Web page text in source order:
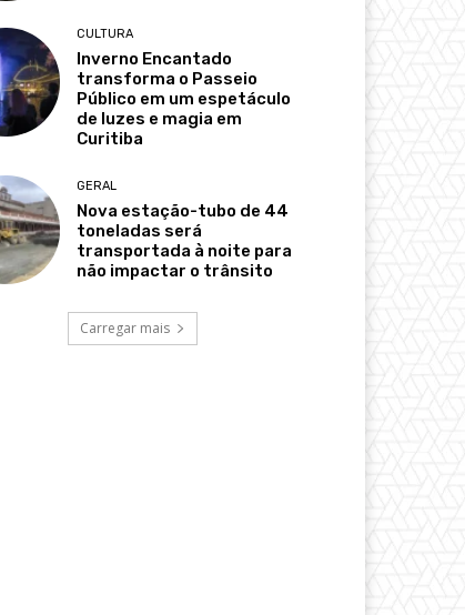
CULTURA
Inverno Encantado
transforma o Passeio
Público em um espetáculo
de luzes e magia em
Curitiba
GERAL
Nova estação-tubo de 44
toneladas será
transportada à noite para
não impactar o trânsito
Carregar mais